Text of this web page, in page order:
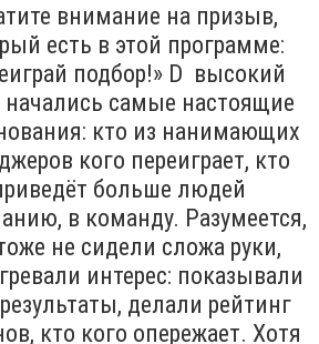
внимание на призыв,
есть в этой программе:
подбор!» D высокий
начались самые настоящие
кто из нанимающих
кого переиграет, кто
больше людей
в команду. Разумеется,
не сидели сложа руки,
интерес: показывали
делали рейтинг
кто кого опережает. Хотя